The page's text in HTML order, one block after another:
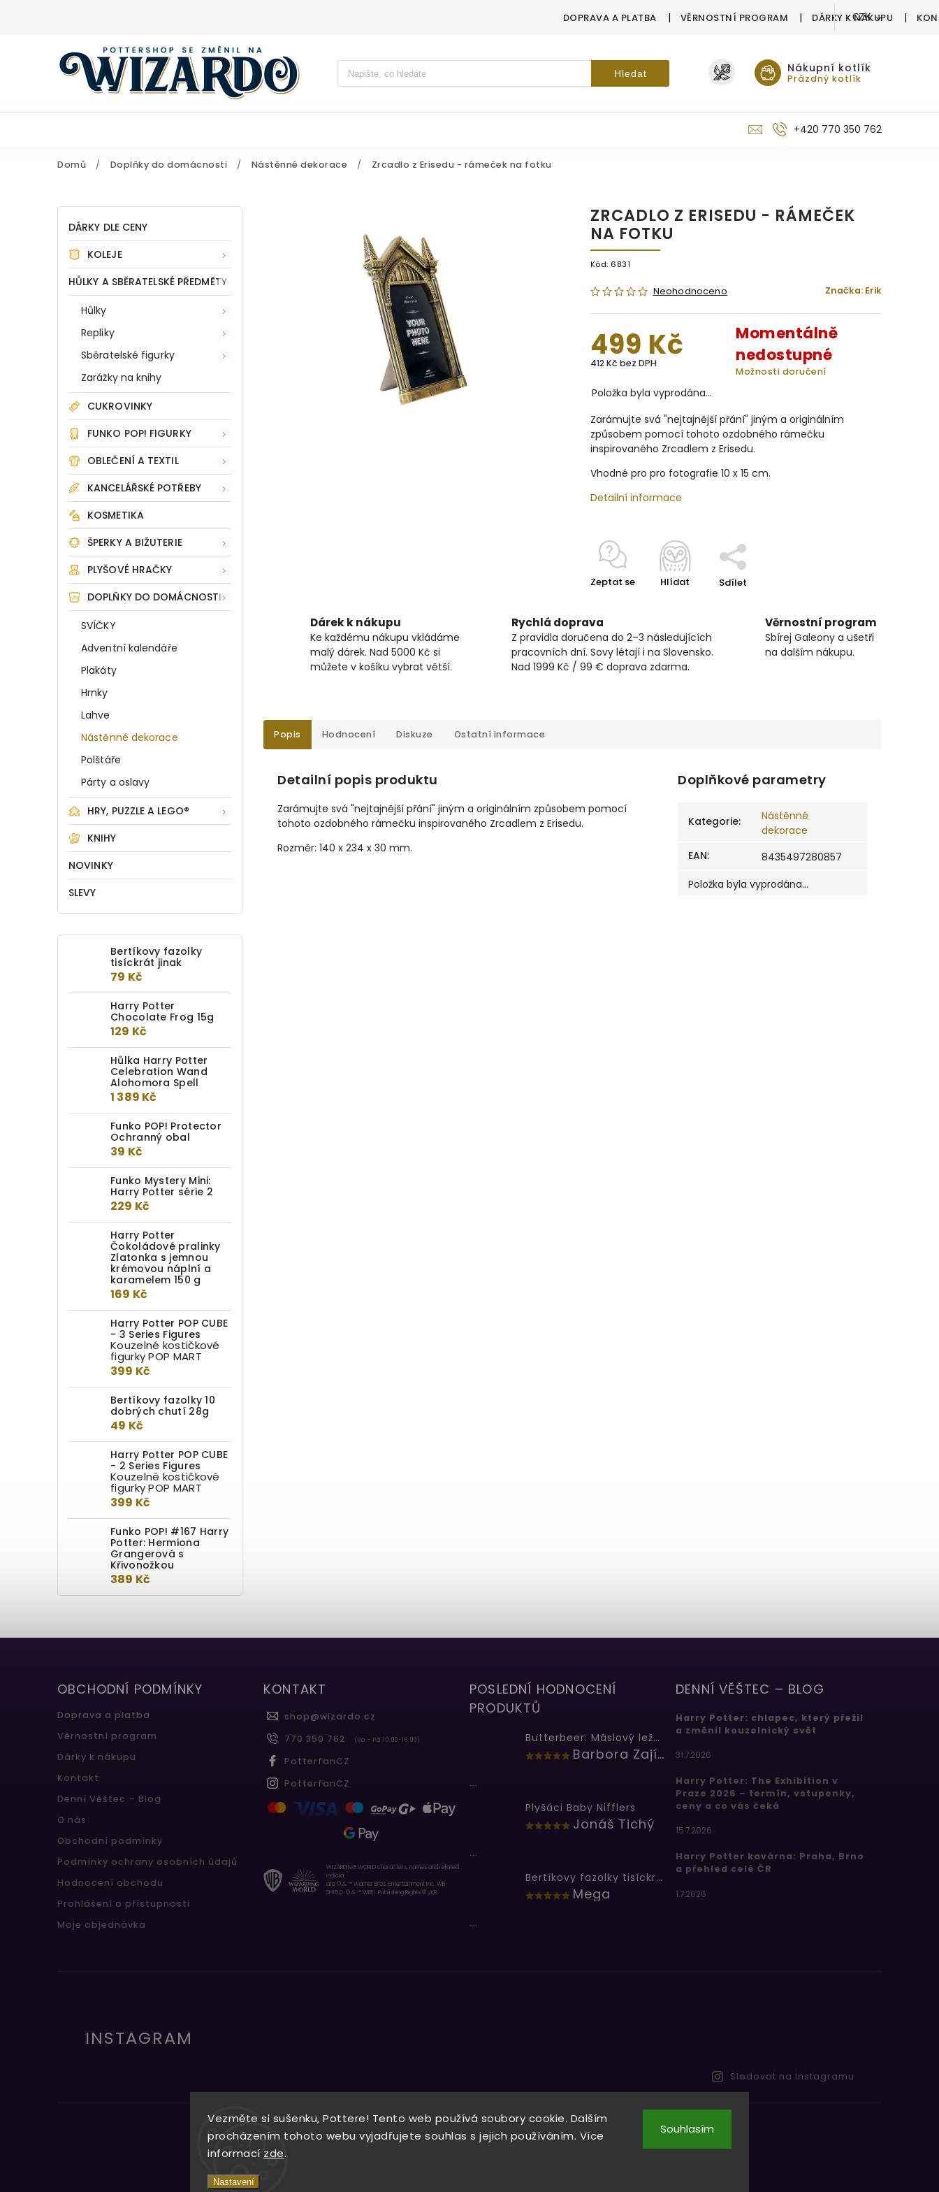
Vezměte si sušenku, Pottere! Tento web používá soubory cookie. Dalším
procházením tohoto webu vyjadřujete souhlas s jejich používáním. Více
informací zde.
Nastavení
Souhlasím
DOPRAVA A PLATBA VĚRNOSTNÍ PROGRAM DÁRKY K NÁKUPU
CZK
Vyhledávání Hledat Nákupní kotlík
Prázdný kotlík
+420 770 350 762
Domů / Doplňky do domácnosti / Nástěnné dekorace / Zrcadlo z Erisedu - rámeček na fotku
DÁRKY DLE CENY
KOLEJE
HŮLKY A SBĚRATELSKÉ PŘEDMĚTY
Hůlky
Repliky
Sběratelské figurky
Zarážky na knihy
CUKROVINKY
FUNKO POP! FIGURKY
OBLEČENÍ A TEXTIL
KANCELÁŘSKÉ POTŘEBY
KOSMETIKA
ŠPERKY A BIŽUTERIE
PLYŠOVÉ HRAČKY
DOPLŇKY DO DOMÁCNOSTI
SVÍČKY
Adventní kalendáře
Plakáty
Hrnky
Lahve
Nástěnné dekorace
Polštáře
Párty a oslavy
HRY, PUZZLE A LEGO®
KNIHY
NOVINKY
SLEVY
Bertíkovy fazolky
tisíckrát jinak
79 Kč
Harry Potter
Chocolate Frog 15g
129 Kč
Hůlka Harry Potter
Celebration Wand
Alohomora Spell
1 389 Kč
Funko POP! Protector
Ochranný obal
39 Kč
Funko Mystery Mini:
Harry Potter série 2
229 Kč
Harry Potter
Čokoládové pralinky
Zlatonka s jemnou
krémovou náplní a
karamelem 150 g
169 Kč
Harry Potter POP CUBE
- 3 Series Figures
Kouzelné kostičkové
figurky POP MART
399 Kč
Bertíkovy fazolky 10
dobrých chutí 28g
49 Kč
Harry Potter POP CUBE
- 2 Series Figures
Kouzelné kostičkové
figurky POP MART
399 Kč
Funko POP! #167 Harry
Potter: Hermiona
Grangerová s
Křivonožkou
389 Kč
ZRCADLO Z ERISEDU - RÁMEČEK
NA FOTKU
Kód: 6831
Neohodnoceno Značka: Erik
499 Kč
412 Kč bez DPH
Momentálně
nedostupné
Možnosti doručení
Položka byla vyprodána…
Zarámujte svá "nejtajnější přání" jiným a originálním
způsobem pomocí tohoto ozdobného rámečku
inspirovaného Zrcadlem z Erisedu.
Vhodné pro pro fotografie 10 x 15 cm.
Detailní informace
Zeptat se Hlídat Sdílet
Dárek k nákupu
Ke každému nákupu vkládáme
malý dárek. Nad 5000 Kč si
můžete v košíku vybrat větší.
Rychlá doprava
Z pravidla doručena do 2–3 následujících
pracovních dní. Sovy létají i na Slovensko.
Nad 1999 Kč / 99 € doprava zdarma.
Věrnostní program
Sbírej Galeony a ušetři
na dalším nákupu.
Popis Hodnocení Diskuze Ostatní informace
Detailní popis produktu
Zarámujte svá "nejtajnější přání" jiným a originálním způsobem pomocí
tohoto ozdobného rámečku inspirovaného Zrcadlem z Erisedu.
Rozměr: 140 x 234 x 30 mm.
Doplňkové parametry
Kategorie:
Nástěnné
dekorace
EAN:
8435497280857
Položka byla vyprodána…
OBCHODNÍ PODMÍNKY
Doprava a platba
Věrnostní program
Dárky k nákupu
Kontakt
Denní Věštec – Blog
O nás
Obchodní podmínky
Podmínky ochrany osobních údajů
Hodnocení obchodu
Prohlášení o přístupnosti
Moje objednávka
KONTAKT
shop@wizardo.cz
770 350 762
(Po - Pá 10.00-16.00)
PotterfanCZ
PotterfanCZ
WIZARDING WORLD characters, names and related
indicia
are © & ™ Warner Bros. Entertainment Inc. WB
SHIELD: © & ™ WBEI. Publishing Rights © JKR.
POSLEDNÍ HODNOCENÍ
PRODUKTŮ
Butterbeer: Máslový ležák
Barbora Zajícová
...
Plyšáci Baby Nifflers
Jonáš Tichý
...
Bertíkovy fazolky tisíckrát jinak
Mega
...
DENNÍ VĚŠTEC – BLOG
Harry Potter: chlapec, který přežil
a změnil kouzelnický svět
31.7.2026
Harry Potter: The Exhibition v
Praze 2026 – termín, vstupenky,
ceny a co vás čeká
15.7.2026
Harry Potter kavárna: Praha, Brno
a přehled celé ČR
1.7.2026
INSTAGRAM
Sledovat na Instagramu
Copyright 2026Wizardo. Všechna práva vyhrazena.